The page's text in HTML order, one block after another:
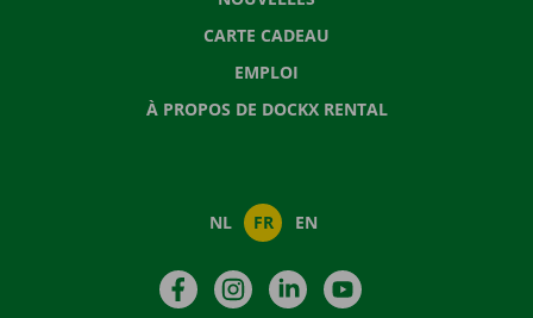
CARTE CADEAU
EMPLOI
À PROPOS DE DOCKX RENTAL
NL FR EN
FacebookInstagramLinkedIn